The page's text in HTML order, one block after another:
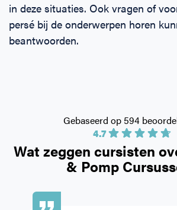
in deze situaties. Ook vragen of
persé bij de onderwerpen horen
beantwoorden.
Wat zeggen cursisten
& Pomp
4.7
Gebaseerd op 594